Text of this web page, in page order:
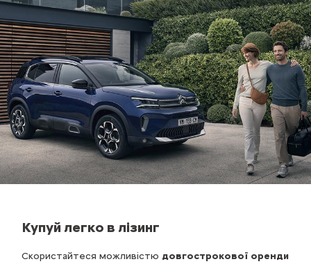
Купуй легко в лізинг
Скористайтеся можливістю довгострокової оренди